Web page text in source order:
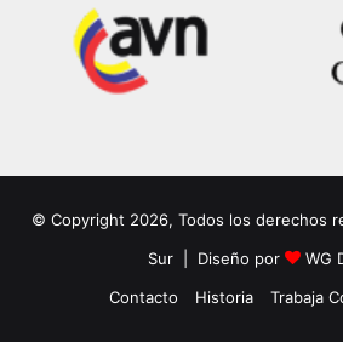
© Copyright 2026, Todos los derechos
Sur | Diseño por
WG
Contacto
Historia Trabaja